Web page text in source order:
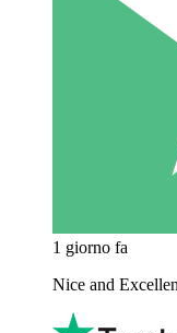
1 giorno fa
Nice and